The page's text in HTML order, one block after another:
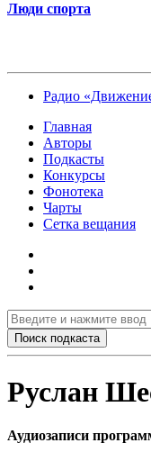
Люди спорта
Радио
Главная
Авторы
Подкасты
Конкурсы
Фонотека
Чарты
Сетка вещания
Руслан
Аудиозаписи